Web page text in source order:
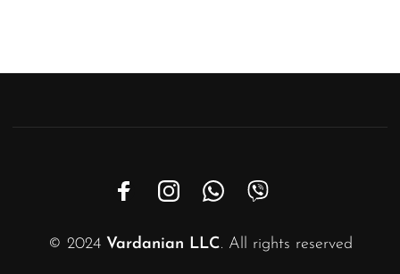
© 2024 Vardanian LLC. All rights reserved